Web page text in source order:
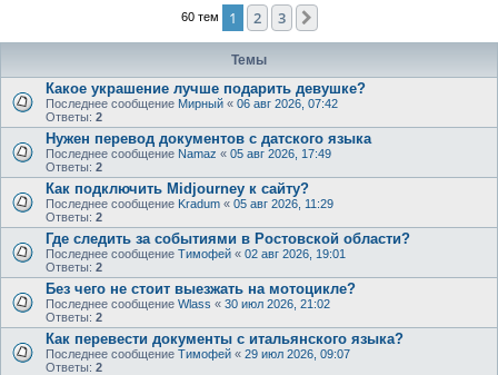
60 тем 1 2 3
Темы
Какое украшение лучше подарить девушке?
Последнее сообщение Мирный « 06 авг 2026, 07:42
Ответы: 2
Нужен перевод документов с датского языка
Последнее сообщение Namaz « 05 авг 2026, 17:49
Ответы: 2
Как подключить Midjourney к сайту?
Последнее сообщение Kradum « 05 авг 2026, 11:29
Ответы: 2
Где следить за событиями в Ростовской области?
Последнее сообщение Тимофей « 02 авг 2026, 19:01
Ответы: 2
Без чего не стоит выезжать на мотоцикле?
Последнее сообщение Wlass « 30 июл 2026, 21:02
Ответы: 2
Как перевести документы с итальянского языка?
Последнее сообщение Тимофей « 29 июл 2026, 09:07
Ответы: 2